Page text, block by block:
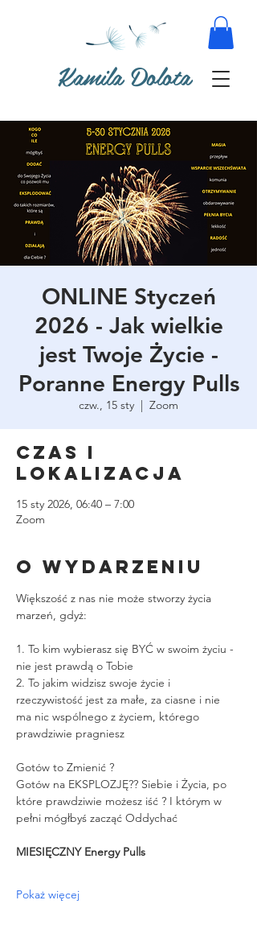
Kamila Dolota
ONLINE Styczeń
2026 - Jak wielkie
jest Twoje Życie -
Poranne Energy Pulls
czw., 15 sty
  |
Zoom
Czas i
lokalizacja
15 sty 2026, 06:40 – 7:00
Zoom
O wydarzeniu
Większość z nas nie może stworzy życia
marzeń, gdyż:
1. To kim wybierasz się BYĆ w swoim życiu -
nie jest prawdą o Tobie
2. To jakim widzisz swoje życie i
rzeczywistość jest za małe, za ciasne i nie
ma nic wspólnego z życiem, którego
prawdziwie pragniesz
Gotów to Zmienić ?
Gotów na EKSPLOZJĘ?? Siebie i Życia, po
które prawdziwie możesz iść ? I którym w
pełni mógłbyś zacząć Oddychać
MIESIĘCZNY Energy Pulls
Pokaż więcej